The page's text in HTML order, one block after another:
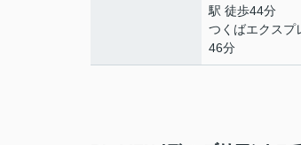
駅 徒歩44分
つくばエクスプ
46分